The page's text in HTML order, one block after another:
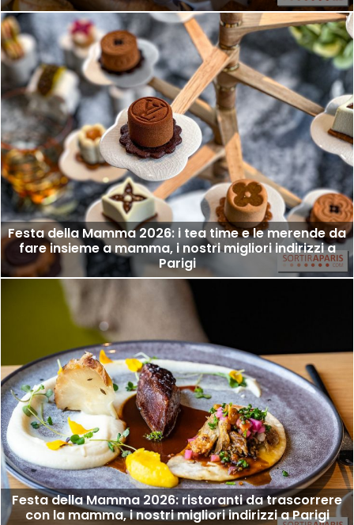
Festa della Mamma 2026: i tea time e le merende da
fare insieme a mamma, i nostri migliori indirizzi a
Parigi
Festa della Mamma 2026: ristoranti da trascorrere
con la mamma, i nostri migliori indirizzi a Parigi